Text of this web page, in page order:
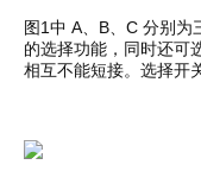
图1中 A、B、C 分别
的选择功能，同时还可
相互不能短接。选择开